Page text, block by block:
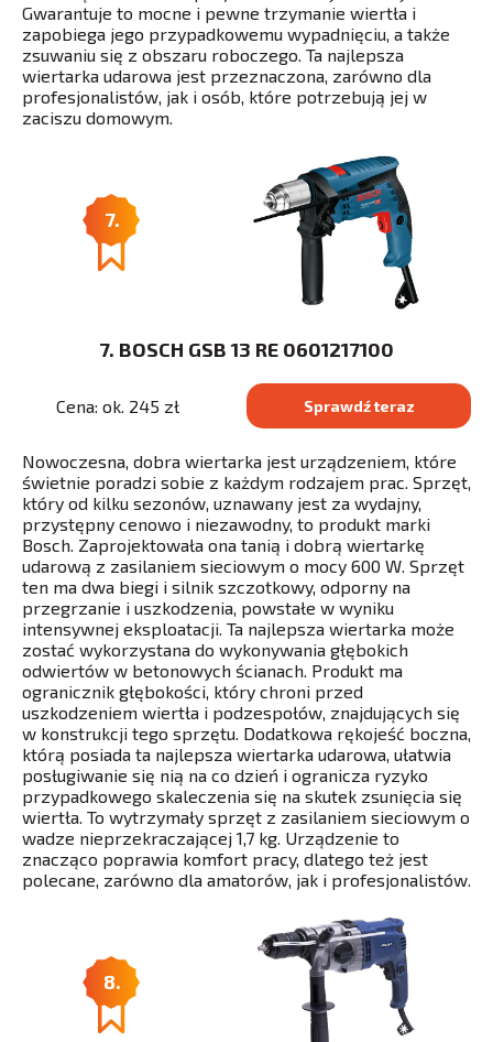
Gwarantuje to mocne i pewne trzymanie wiertła i
zapobiega jego przypadkowemu wypadnięciu, a także
zsuwaniu się z obszaru roboczego. Ta najlepsza
wiertarka udarowa jest przeznaczona, zarówno dla
profesjonalistów, jak i osób, które potrzebują jej w
zaciszu domowym.
7.
7. BOSCH GSB 13 RE 0601217100
Cena: ok. 245 zł Sprawdź teraz
Nowoczesna, dobra wiertarka jest urządzeniem, które
świetnie poradzi sobie z każdym rodzajem prac. Sprzęt,
który od kilku sezonów, uznawany jest za wydajny,
przystępny cenowo i niezawodny, to produkt marki
Bosch. Zaprojektowała ona tanią i dobrą wiertarkę
udarową z zasilaniem sieciowym o mocy 600 W. Sprzęt
ten ma dwa biegi i silnik szczotkowy, odporny na
przegrzanie i uszkodzenia, powstałe w wyniku
intensywnej eksploatacji. Ta najlepsza wiertarka może
zostać wykorzystana do wykonywania głębokich
odwiertów w betonowych ścianach. Produkt ma
ogranicznik głębokości, który chroni przed
uszkodzeniem wiertła i podzespołów, znajdujących się
w konstrukcji tego sprzętu. Dodatkowa rękojeść boczna,
którą posiada ta najlepsza wiertarka udarowa, ułatwia
posługiwanie się nią na co dzień i ogranicza ryzyko
przypadkowego skaleczenia się na skutek zsunięcia się
wiertła. To wytrzymały sprzęt z zasilaniem sieciowym o
wadze nieprzekraczającej 1,7 kg. Urządzenie to
znacząco poprawia komfort pracy, dlatego też jest
polecane, zarówno dla amatorów, jak i profesjonalistów.
8.